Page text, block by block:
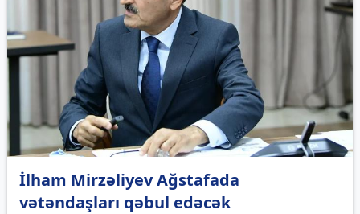
İlham Mirzəliyev Ağstafada
vətəndaşları qəbul edəcək